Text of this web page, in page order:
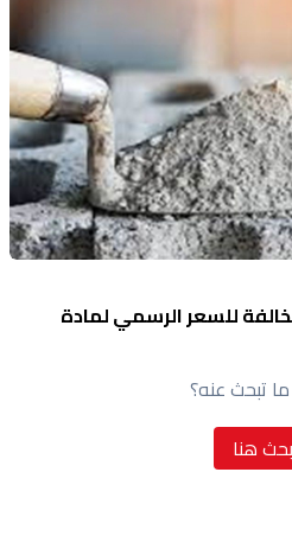
للسعر الرسمي لمادة
تبحث عنه؟
هنا